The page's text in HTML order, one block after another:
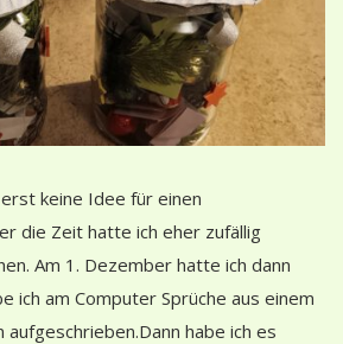
keine Idee für einen
die Zeit hatte ich eher zufällig
Am 1. Dezember hatte ich dann
ich am Computer Sprüche aus einem
habe ich es